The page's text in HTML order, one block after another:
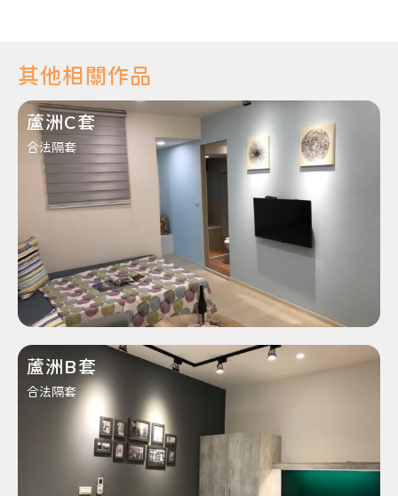
其他相關作品
蘆洲C套
合法隔套
蘆洲B套
合法隔套